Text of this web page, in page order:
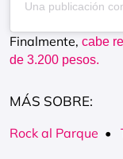
Una publicación
Finalmente, cabe
de 3.200 pesos.
MÁS SOBRE:
Rock al Parque •